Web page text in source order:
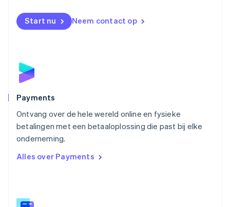
Start nu Neem contact op
Payments
Ontvang over de hele wereld online en fysieke
betalingen met een betaaloplossing die past bij elke
onderneming.
Alles over Payments
English
Noorwegen
Polen
English
Português
English
Singapore
English简体中文
EnglishItaliano
Español